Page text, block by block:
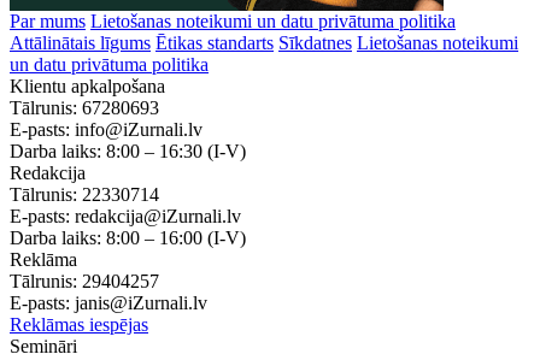
Par mums Lietošanas noteikumi un datu privātuma politika
Attālinātais līgums Ētikas standarts Sīkdatnes Lietošanas noteikumi
un datu privātuma politika
Klientu apkalpošana
Tālrunis: 67280693
E-pasts: info@iZurnali.lv
Darba laiks: 8:00 – 16:30 (I-V)
Redakcija
Tālrunis: 22330714
E-pasts: redakcija@iZurnali.lv
Darba laiks: 8:00 – 16:00 (I-V)
Reklāma
Tālrunis: 29404257
E-pasts: janis@iZurnali.lv
Reklāmas iespējas
Semināri